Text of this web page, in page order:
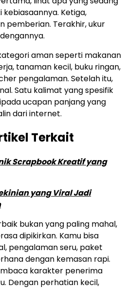
kebiasaannya. Ketiga,
pemberian. Terakhir, ukur
aman seperti makanan
tanaman kecil, buku ringan,
pengalaman. Setelah itu,
Satu kalimat yang spesifik
ucapan panjang yang
dari internet.
Terkait
Scrapbook Kreatif yang
yang Viral Jadi
bukan yang paling mahal,
dipikirkan. Kamu bisa
pengalaman seru, paket
dengan kemasan rapi.
karakter penerima
Dengan perhatian kecil,